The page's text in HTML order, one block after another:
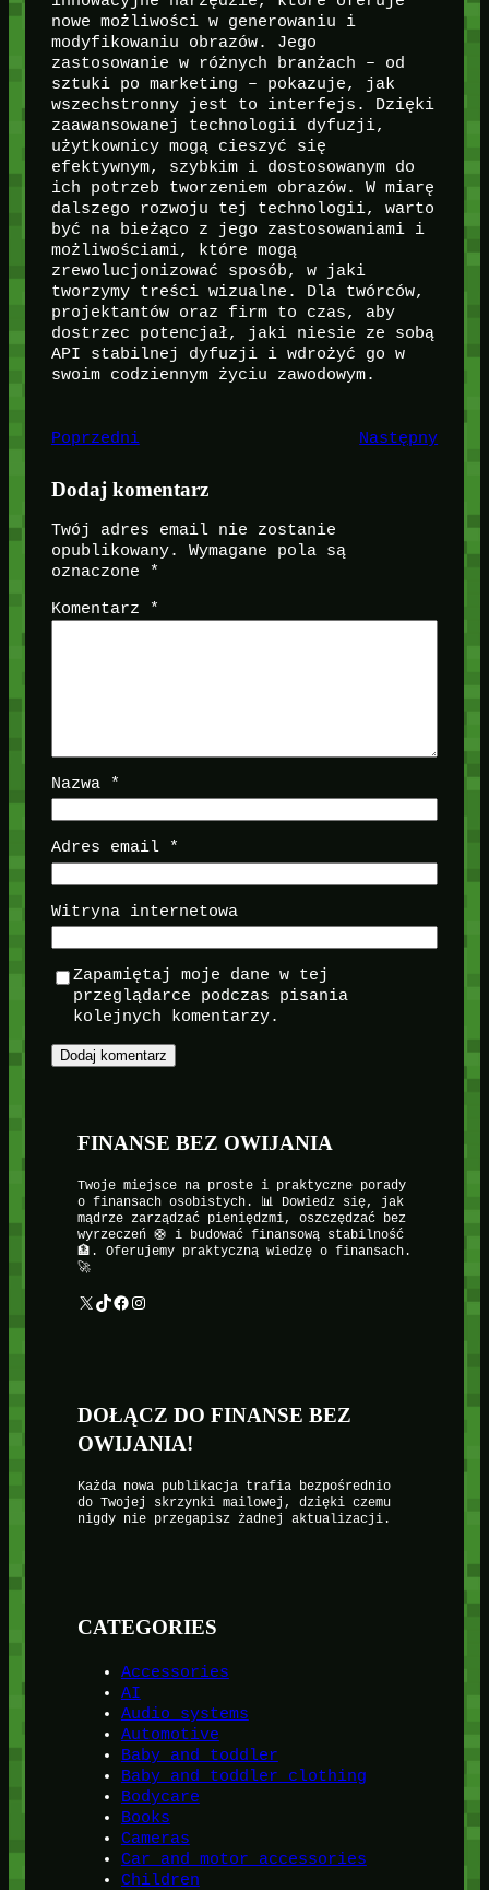
nowe możliwości w generowaniu i
modyfikowaniu obrazów. Jego
zastosowanie w różnych branżach – od
sztuki po marketing – pokazuje, jak
wszechstronny jest to interfejs. Dzięki
zaawansowanej technologii dyfuzji,
użytkownicy mogą cieszyć się
efektywnym, szybkim i dostosowanym do
ich potrzeb tworzeniem obrazów. W miarę
dalszego rozwoju tej technologii, warto
być na bieżąco z jego zastosowaniami i
możliwościami, które mogą
zrewolucjonizować sposób, w jaki
tworzymy treści wizualne. Dla twórców,
projektantów oraz firm to czas, aby
dostrzec potencjał, jaki niesie ze sobą
API stabilnej dyfuzji i wdrożyć go w
swoim codziennym życiu zawodowym.
Poprzedni Następny
Dodaj komentarz
Twój adres email nie zostanie
opublikowany.
Wymagane pola są
oznaczone
*
Komentarz *
Nazwa *
Adres email *
Witryna internetowa
Zapamiętaj moje dane w tej
przeglądarce podczas pisania
kolejnych komentarzy.
FINANSE BEZ OWIJANIA
Twoje miejsce na proste i praktyczne porady
o finansach osobistych. 📊 Dowiedz się, jak
mądrze zarządzać pieniędzmi, oszczędzać bez
wyrzeczeń 🛟 i budować finansową stabilność
🏦. Oferujemy praktyczną wiedzę o finansach.
🚀
X TikTok Facebook Instagram
DOŁĄCZ DO FINANSE BEZ
OWIJANIA!
Każda nowa publikacja trafia bezpośrednio
do Twojej skrzynki mailowej, dzięki czemu
nigdy nie przegapisz żadnej aktualizacji.
CATEGORIES
Accessories
AI
Audio systems
Automotive
Baby and toddler
Baby and toddler clothing
Bodycare
Books
Cameras
Car and motor accessories
Children